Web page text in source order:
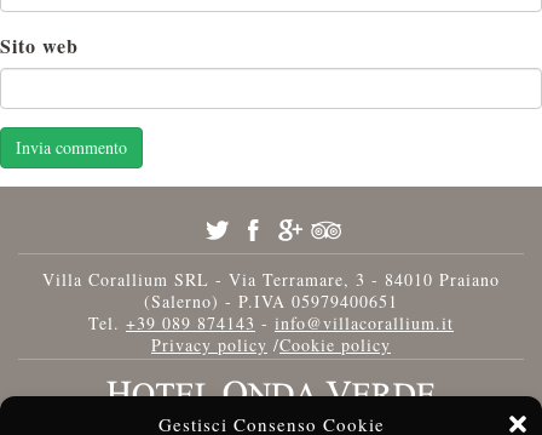
Gestisci Consenso Cookie
Sito web
Villa Corallium SRL - Via Terramare, 3 - 84010 Praiano
(Salerno) - P.IVA 05979400651
Tel. +39 089 874143 - info@villacorallium.it
Privacy policy /Cookie policy